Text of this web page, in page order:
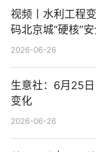
视频丨水利工程
码北京城“硬核”
2026-06-26
生意社：6月25
变化
2026-06-26